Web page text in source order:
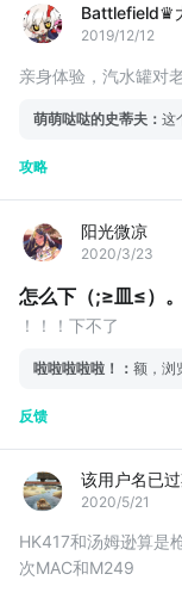
Battlefield♛
2019/12/12
亲身体验，汽水罐对
萌萌哒哒的史蒂夫 ： 这
攻略
阳光微凉
2020/3/23
怎么下（;≥皿≤）。
！！！下不了
啦啦啦啦啦！ ： 额，浏
反馈
该用户名已
2020/5/21
HK417和汤姆逊算是
次MAC和M249